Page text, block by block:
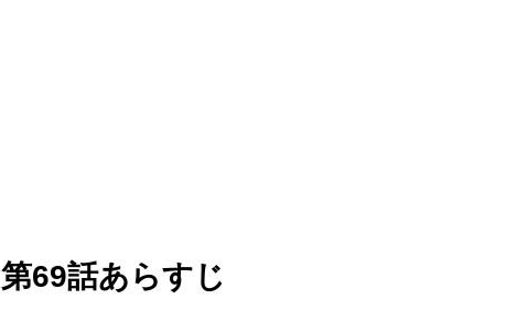
第69話あらすじ